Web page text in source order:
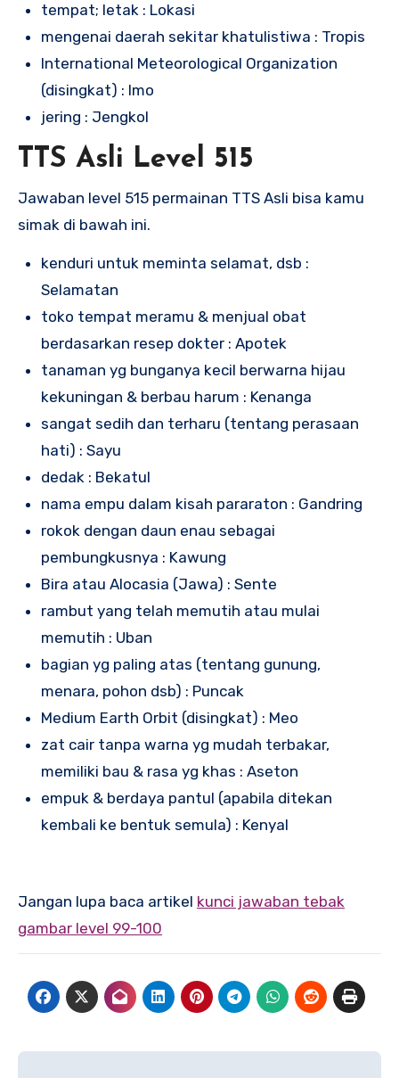
tempat; letak : Lokasi
mengenai daerah sekitar khatulistiwa : Tropis
International Meteorological Organization
(disingkat) : Imo
jering : Jengkol
TTS Asli Level 515
Jawaban level 515 permainan TTS Asli bisa kamu
simak di bawah ini.
kenduri untuk meminta selamat, dsb :
Selamatan
toko tempat meramu & menjual obat
berdasarkan resep dokter : Apotek
tanaman yg bunganya kecil berwarna hijau
kekuningan & berbau harum : Kenanga
sangat sedih dan terharu (tentang perasaan
hati) : Sayu
dedak : Bekatul
nama empu dalam kisah pararaton : Gandring
rokok dengan daun enau sebagai
pembungkusnya : Kawung
Bira atau Alocasia (Jawa) : Sente
rambut yang telah memutih atau mulai
memutih : Uban
bagian yg paling atas (tentang gunung,
menara, pohon dsb) : Puncak
Medium Earth Orbit (disingkat) : Meo
zat cair tanpa warna yg mudah terbakar,
memiliki bau & rasa yg khas : Aseton
empuk & berdaya pantul (apabila ditekan
kembali ke bentuk semula) : Kenyal
Jangan lupa baca artikel kunci jawaban tebak
gambar level 99-100